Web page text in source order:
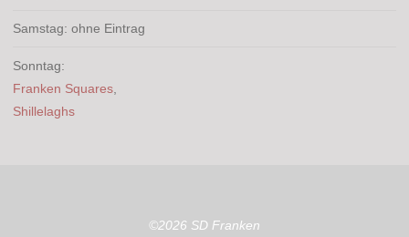
Samstag: ohne Eintrag
Sonntag:
Franken Squares
Shillelaghs
©2026 SD Franken